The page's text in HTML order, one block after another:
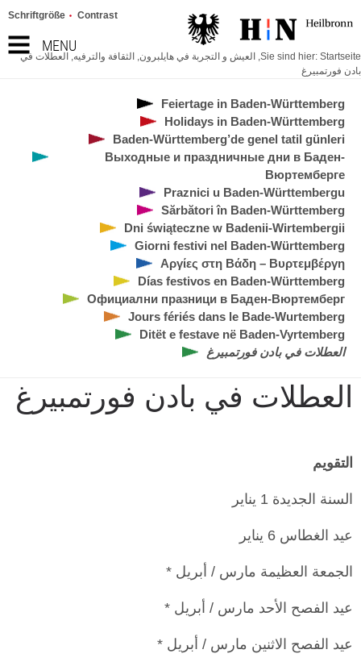
MENU
Schriftgröße Contrast
Sie sind hier: Startseite
, العيش و التجربة في هايلبرون, الثقافة والترفيه, العطلات في
بادن فورتمبيرغ
Feiertage in Baden-Württemberg
Holidays in Baden-Württemberg
Baden-Württemberg’de genel tatil günleri
Выходные и праздничные дни в Баден-
Вюртемберге
Praznici u Baden-Württembergu
Sărbători în Baden-Württemberg
Dni świąteczne w Badenii-Wirtembergii
Giorni festivi nel Baden-Württemberg
Αργίες στη Βάδη – Βυρτεμβέργη
Días festivos en Baden-Württemberg
Официални празници в Баден-Вюртемберг
Jours fériés dans le Bade-Wurtemberg
Ditët e festave në Baden-Vyrtemberg
العطلات في بادن فورتمبيرغ
العطلات في بادن فورتمبيرغ
التقويم
السنة الجديدة 1 يناير
عيد الغطاس 6 يناير
الجمعة العظيمة مارس / أبريل *
عيد الفصح الأحد مارس / أبريل *
عيد الفصح الاثنين مارس / أبريل *